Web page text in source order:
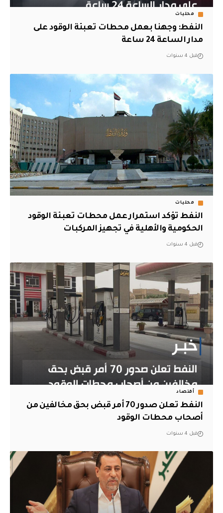
محليات
النفط: وجهنا بعمل محطات تعبئة الوقود على
مدار الساعة 24 ساعة
قبل 4 سنوات
محليات
النفط تؤكد استمرار عمل محطات تعبئة الوقود
الحكومية والأهلية في تجهيز المركبات
قبل 4 سنوات
أقتصاد
النفط تعلن صدور 70 أمر قبض بحق مخالفين من
أصحاب محطات الوقود
قبل 4 سنوات